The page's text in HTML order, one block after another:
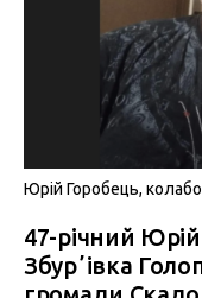
Юрій Горобець,
47-річний
Збурʼівка